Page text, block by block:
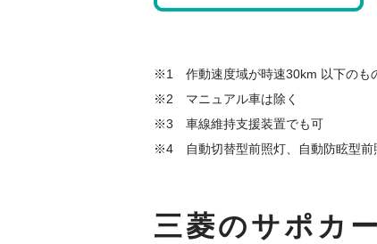
※1 作動速度域が時速30km 以下のも
※2 マニュアル車は除く
※3 車線維持支援装置でも可
※4 自動切替型前照灯、自動防眩型前
三菱のサポカ